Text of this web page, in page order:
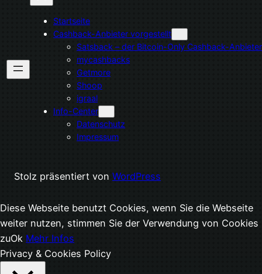
Startseite
Cashback-Anbieter vorgestellt
Satsback – der Bitcoin-Only Cashback-Anbieter
mycashbacks
Getmore
Shoop
igraal
Info-Center
Datenschutz
Impressum
Stolz präsentiert von WordPress
Diese Webseite benutzt Cookies, wenn Sie die Webseite
weiter nutzen, stimmen Sie der Verwendung von Cookies
zuOk Mehr Infos
Privacy & Cookies Policy